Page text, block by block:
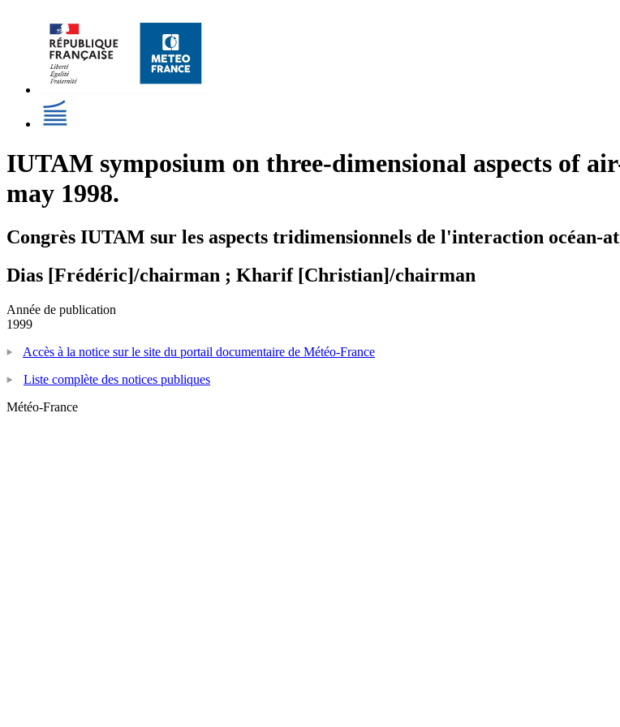
IUTAM symposium on three-dimensional aspects of
may 1998.
Congrès IUTAM sur les aspects tridimensionnels de l'interaction océan-
Dias [Frédéric]/chairman ; Kharif [Christian]/chairman
Année de publication
1999
Accès à la notice sur le site du portail documentaire de Météo-France
Liste complète des notices publiques
Météo-France